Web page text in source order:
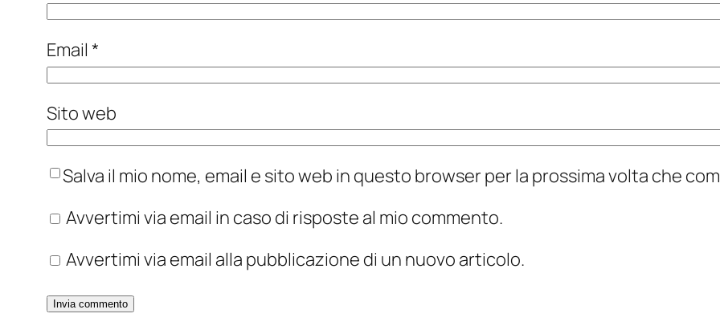
Email *
Sito web
Salva il mio nome, email e sito web in questo browser per la prossima volta che
Avvertimi via email in caso di risposte al mio commento.
Avvertimi via email alla pubblicazione di un nuovo articolo.